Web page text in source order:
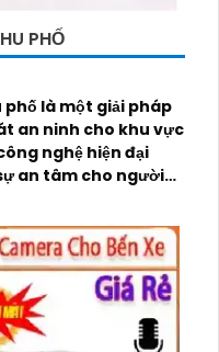
PHỐ
phố là một giải pháp
an ninh cho khu vực
an tâm cho người